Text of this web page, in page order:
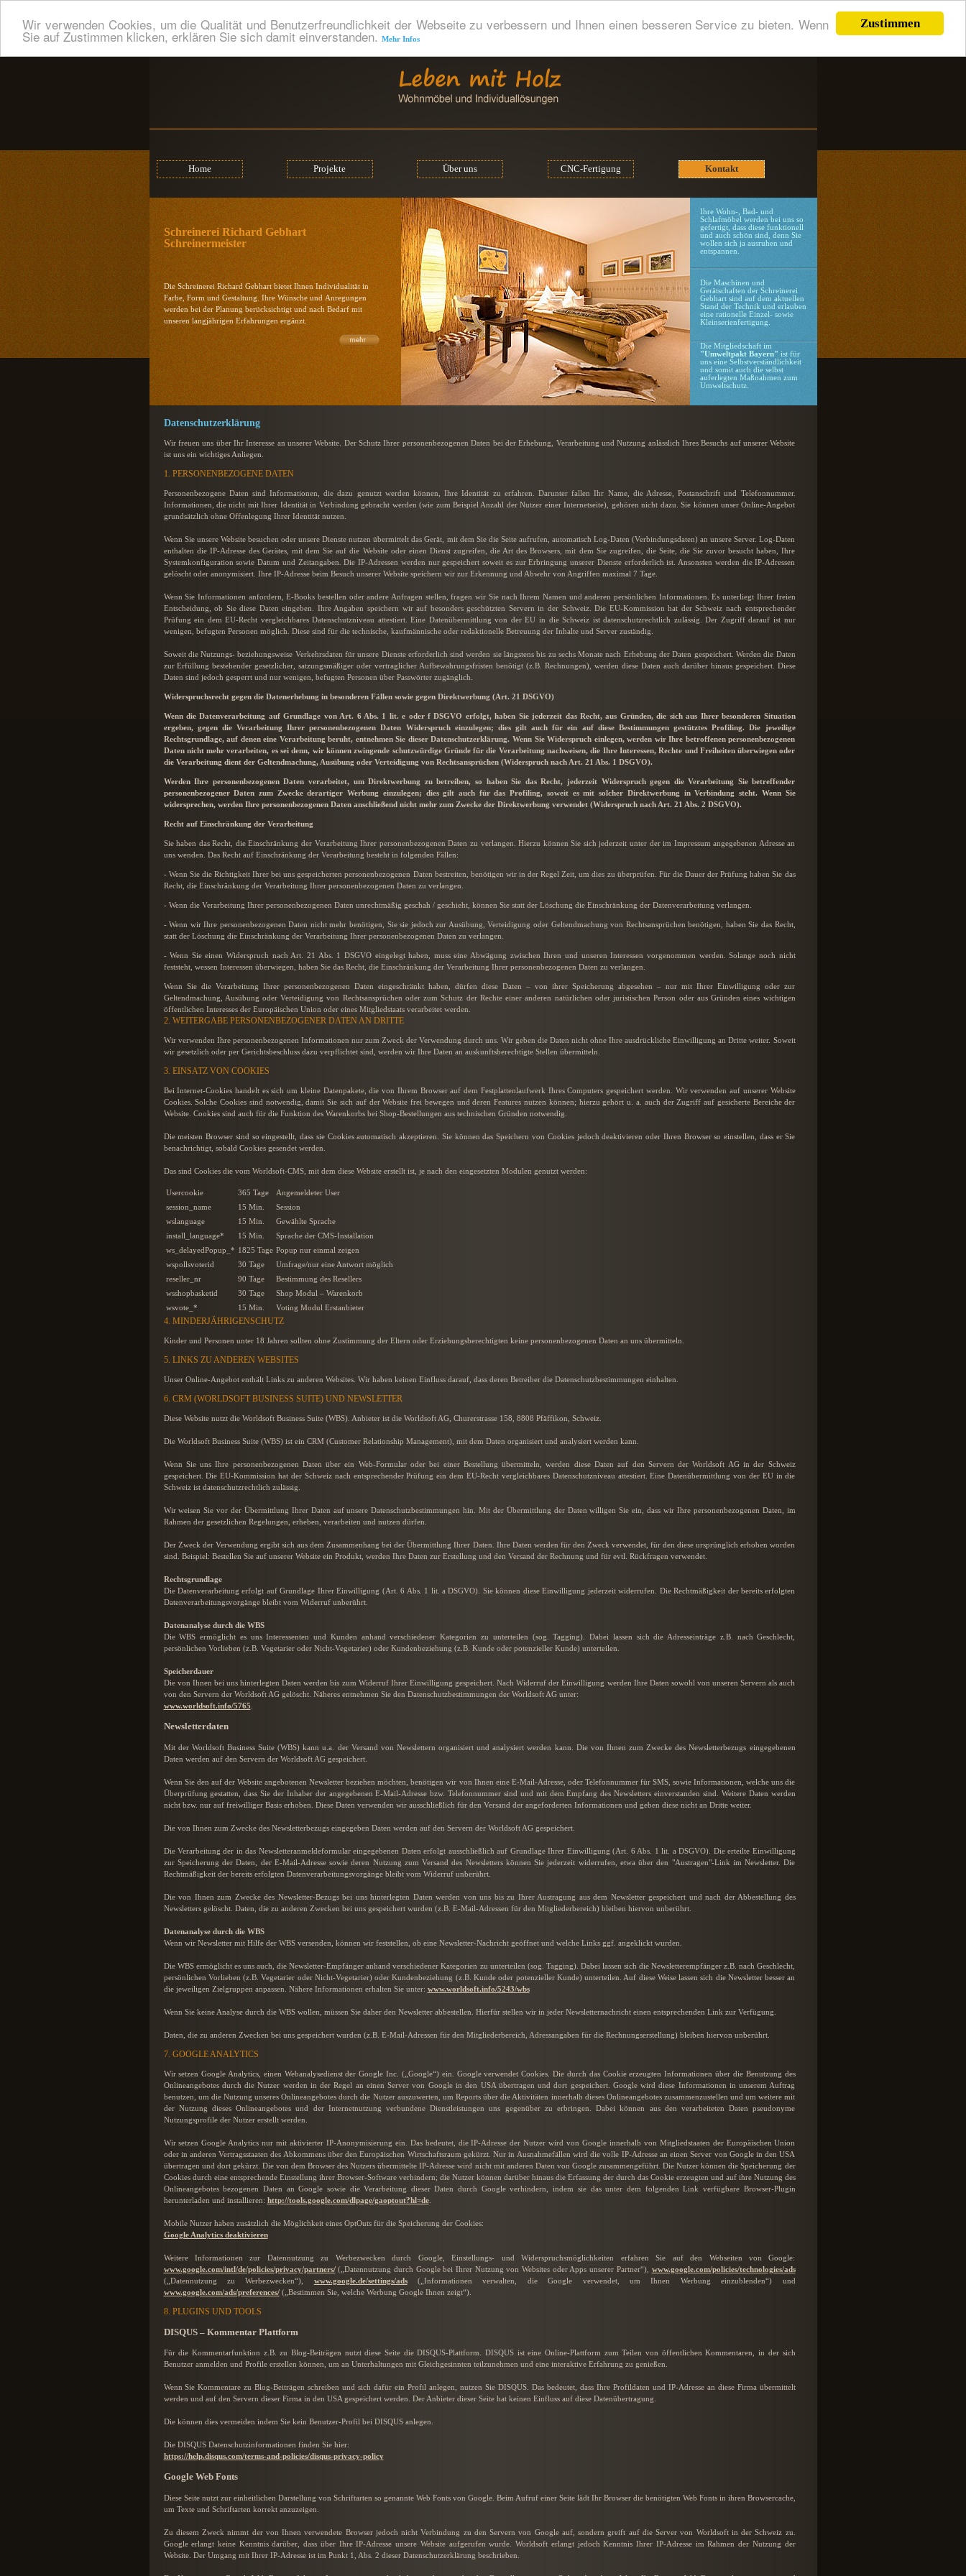
Zustimmen
Wir verwenden Cookies, um die Qualität und Benutzerfreundlichkeit der Webseite zu verbessern und Ihnen einen besseren Service zu bieten. Wenn
Sie auf Zustimmen klicken, erklären Sie sich damit einverstanden. Mehr Infos
Home Projekte Über uns CNC-Fertigung Kontakt
Schreinerei Richard Gebhart
Schreinermeister
Die Schreinerei Richard Gebhart bietet Ihnen Individualität in
Farbe, Form und Gestaltung. Ihre Wünsche und Anregungen
werden bei der Planung berücksichtigt und nach Bedarf mit
unseren langjährigen Erfahrungen ergänzt.
Ihre Wohn-, Bad- und
Schlafmöbel werden bei uns so
gefertigt, dass diese funktionell
und auch schön sind, denn Sie
wollen sich ja ausruhen und
entspannen.
Die Maschinen und
Gerätschaften der Schreinerei
Gebhart sind auf dem aktuellen
Stand der Technik und erlauben
eine rationelle Einzel- sowie
Kleinserienfertigung.
Die Mitgliedschaft im
"Umweltpakt Bayern" ist für
uns eine Selbstverständlichkeit
und somit auch die selbst
auferlegten Maßnahmen zum
Umweltschutz.
Datenschutzerklärung
Wir freuen uns über Ihr Interesse an unserer Website. Der Schutz Ihrer personenbezogenen Daten bei der Erhebung, Verarbeitung und Nutzung anlässlich Ihres Besuchs auf unserer Website
ist uns ein wichtiges Anliegen.
1. PERSONENBEZOGENE DATEN
Personenbezogene Daten sind Informationen, die dazu genutzt werden können, Ihre Identität zu erfahren. Darunter fallen Ihr Name, die Adresse, Postanschrift und Telefonnummer.
Informationen, die nicht mit Ihrer Identität in Verbindung gebracht werden (wie zum Beispiel Anzahl der Nutzer einer Internetseite), gehören nicht dazu. Sie können unser Online-Angebot
grundsätzlich ohne Offenlegung Ihrer Identität nutzen.
Wenn Sie unsere Website besuchen oder unsere Dienste nutzen übermittelt das Gerät, mit dem Sie die Seite aufrufen, automatisch Log-Daten (Verbindungsdaten) an unsere Server. Log-Daten
enthalten die IP-Adresse des Gerätes, mit dem Sie auf die Website oder einen Dienst zugreifen, die Art des Browsers, mit dem Sie zugreifen, die Seite, die Sie zuvor besucht haben, Ihre
Systemkonfiguration sowie Datum und Zeitangaben. Die IP-Adressen werden nur gespeichert soweit es zur Erbringung unserer Dienste erforderlich ist. Ansonsten werden die IP-Adressen
gelöscht oder anonymisiert. Ihre IP-Adresse beim Besuch unserer Website speichern wir zur Erkennung und Abwehr von Angriffen maximal 7 Tage.
Wenn Sie Informationen anfordern, E-Books bestellen oder andere Anfragen stellen, fragen wir Sie nach Ihrem Namen und anderen persönlichen Informationen. Es unterliegt Ihrer freien
Entscheidung, ob Sie diese Daten eingeben. Ihre Angaben speichern wir auf besonders geschützten Servern in der Schweiz. Die EU-Kommission hat der Schweiz nach entsprechender
Prüfung ein dem EU-Recht vergleichbares Datenschutzniveau attestiert. Eine Datenübermittlung von der EU in die Schweiz ist datenschutzrechtlich zulässig. Der Zugriff darauf ist nur
wenigen, befugten Personen möglich. Diese sind für die technische, kaufmännische oder redaktionelle Betreuung der Inhalte und Server zuständig.
Soweit die Nutzungs- beziehungsweise Verkehrsdaten für unsere Dienste erforderlich sind werden sie längstens bis zu sechs Monate nach Erhebung der Daten gespeichert. Werden die Daten
zur Erfüllung bestehender gesetzlicher, satzungsmäßiger oder vertraglicher Aufbewahrungsfristen benötigt (z.B. Rechnungen), werden diese Daten auch darüber hinaus gespeichert. Diese
Daten sind jedoch gesperrt und nur wenigen, befugten Personen über Passwörter zugänglich.
Widerspruchsrecht gegen die Datenerhebung in besonderen Fällen sowie gegen Direktwerbung (Art. 21 DSGVO)
Wenn die Datenverarbeitung auf Grundlage von Art. 6 Abs. 1 lit. e oder f DSGVO erfolgt, haben Sie jederzeit das Recht, aus Gründen, die sich aus Ihrer besonderen Situation
ergeben, gegen die Verarbeitung Ihrer personenbezogenen Daten Widerspruch einzulegen; dies gilt auch für ein auf diese Bestimmungen gestütztes Profiling. Die jeweilige
Rechtsgrundlage, auf denen eine Verarbeitung beruht, entnehmen Sie dieser Datenschutzerklärung. Wenn Sie Widerspruch einlegen, werden wir Ihre betroffenen personenbezogenen
Daten nicht mehr verarbeiten, es sei denn, wir können zwingende schutzwürdige Gründe für die Verarbeitung nachweisen, die Ihre Interessen, Rechte und Freiheiten überwiegen oder
die Verarbeitung dient der Geltendmachung, Ausübung oder Verteidigung von Rechtsansprüchen (Widerspruch nach Art. 21 Abs. 1 DSGVO).
Werden Ihre personenbezogenen Daten verarbeitet, um Direktwerbung zu betreiben, so haben Sie das Recht, jederzeit Widerspruch gegen die Verarbeitung Sie betreffender
personenbezogener Daten zum Zwecke derartiger Werbung einzulegen; dies gilt auch für das Profiling, soweit es mit solcher Direktwerbung in Verbindung steht. Wenn Sie
widersprechen, werden Ihre personenbezogenen Daten anschließend nicht mehr zum Zwecke der Direktwerbung verwendet (Widerspruch nach Art. 21 Abs. 2 DSGVO).
Recht auf Einschränkung der Verarbeitung
Sie haben das Recht, die Einschränkung der Verarbeitung Ihrer personenbezogenen Daten zu verlangen. Hierzu können Sie sich jederzeit unter der im Impressum angegebenen Adresse an
uns wenden. Das Recht auf Einschränkung der Verarbeitung besteht in folgenden Fällen:
- Wenn Sie die Richtigkeit Ihrer bei uns gespeicherten personenbezogenen Daten bestreiten, benötigen wir in der Regel Zeit, um dies zu überprüfen. Für die Dauer der Prüfung haben Sie das
Recht, die Einschränkung der Verarbeitung Ihrer personenbezogenen Daten zu verlangen.
- Wenn die Verarbeitung Ihrer personenbezogenen Daten unrechtmäßig geschah / geschieht, können Sie statt der Löschung die Einschränkung der Datenverarbeitung verlangen.
- Wenn wir Ihre personenbezogenen Daten nicht mehr benötigen, Sie sie jedoch zur Ausübung, Verteidigung oder Geltendmachung von Rechtsansprüchen benötigen, haben Sie das Recht,
statt der Löschung die Einschränkung der Verarbeitung Ihrer personenbezogenen Daten zu verlangen.
- Wenn Sie einen Widerspruch nach Art. 21 Abs. 1 DSGVO eingelegt haben, muss eine Abwägung zwischen Ihren und unseren Interessen vorgenommen werden. Solange noch nicht
feststeht, wessen Interessen überwiegen, haben Sie das Recht, die Einschränkung der Verarbeitung Ihrer personenbezogenen Daten zu verlangen.
Wenn Sie die Verarbeitung Ihrer personenbezogenen Daten eingeschränkt haben, dürfen diese Daten – von ihrer Speicherung abgesehen – nur mit Ihrer Einwilligung oder zur
Geltendmachung, Ausübung oder Verteidigung von Rechtsansprüchen oder zum Schutz der Rechte einer anderen natürlichen oder juristischen Person oder aus Gründen eines wichtigen
öffentlichen Interesses der Europäischen Union oder eines Mitgliedstaats verarbeitet werden.
2. WEITERGABE PERSONENBEZOGENER DATEN AN DRITTE
Wir verwenden Ihre personenbezogenen Informationen nur zum Zweck der Verwendung durch uns. Wir geben die Daten nicht ohne Ihre ausdrückliche Einwilligung an Dritte weiter. Soweit
wir gesetzlich oder per Gerichtsbeschluss dazu verpflichtet sind, werden wir Ihre Daten an auskunftsberechtigte Stellen übermitteln.
3. EINSATZ VON COOKIES
Bei Internet-Cookies handelt es sich um kleine Datenpakete, die von Ihrem Browser auf dem Festplattenlaufwerk Ihres Computers gespeichert werden. Wir verwenden auf unserer Website
Cookies. Solche Cookies sind notwendig, damit Sie sich auf der Website frei bewegen und deren Features nutzen können; hierzu gehört u. a. auch der Zugriff auf gesicherte Bereiche der
Website. Cookies sind auch für die Funktion des Warenkorbs bei Shop-Bestellungen aus technischen Gründen notwendig.
Die meisten Browser sind so eingestellt, dass sie Cookies automatisch akzeptieren. Sie können das Speichern von Cookies jedoch deaktivieren oder Ihren Browser so einstellen, dass er Sie
benachrichtigt, sobald Cookies gesendet werden.
Das sind Cookies die vom Worldsoft-CMS, mit dem diese Website erstellt ist, je nach den eingesetzten Modulen genutzt werden:
Usercookie 365 Tage
Angemeldeter User
session_name
15 Min.
Session
wslanguage
15 Min.
Gewählte Sprache
install_language*
15 Min.
Sprache der CMS-Installation
ws_delayedPopup_* 1825 Tage Popup nur einmal zeigen
wspollsvoterid
30 Tage
Umfrage/nur eine Antwort möglich
reseller_nr
90 Tage
Bestimmung des Resellers
wsshopbasketid
30 Tage
Shop Modul – Warenkorb
wsvote_*
15 Min. Voting Modul Erstanbieter
4. MINDERJÄHRIGENSCHUTZ
Kinder und Personen unter 18 Jahren sollten ohne Zustimmung der Eltern oder Erziehungsberechtigten keine personenbezogenen Daten an uns übermitteln.
5. LINKS ZU ANDEREN WEBSITES
Unser Online-Angebot enthält Links zu anderen Websites. Wir haben keinen Einfluss darauf, dass deren Betreiber die Datenschutzbestimmungen einhalten.
6. CRM (WORLDSOFT BUSINESS SUITE) UND NEWSLETTER
Diese Website nutzt die Worldsoft Business Suite (WBS). Anbieter ist die Worldsoft AG, Churerstrasse 158, 8808 Pfäffikon, Schweiz.
Die Worldsoft Business Suite (WBS) ist ein CRM (Customer Relationship Management), mit dem Daten organisiert und analysiert werden kann.
Wenn Sie uns Ihre personenbezogenen Daten über ein Web-Formular oder bei einer Bestellung übermitteln, werden diese Daten auf den Servern der Worldsoft AG in der Schweiz
gespeichert. Die EU-Kommission hat der Schweiz nach entsprechender Prüfung ein dem EU-Recht vergleichbares Datenschutzniveau attestiert. Eine Datenübermittlung von der EU in die
Schweiz ist datenschutzrechtlich zulässig.
Wir weisen Sie vor der Übermittlung Ihrer Daten auf unsere Datenschutzbestimmungen hin. Mit der Übermittlung der Daten willigen Sie ein, dass wir Ihre personenbezogenen Daten, im
Rahmen der gesetzlichen Regelungen, erheben, verarbeiten und nutzen dürfen.
Der Zweck der Verwendung ergibt sich aus dem Zusammenhang bei der Übermittlung Ihrer Daten. Ihre Daten werden für den Zweck verwendet, für den diese ursprünglich erhoben worden
sind. Beispiel: Bestellen Sie auf unserer Website ein Produkt, werden Ihre Daten zur Erstellung und den Versand der Rechnung und für evtl. Rückfragen verwendet.
Rechtsgrundlage
Die Datenverarbeitung erfolgt auf Grundlage Ihrer Einwilligung (Art. 6 Abs. 1 lit. a DSGVO). Sie können diese Einwilligung jederzeit widerrufen. Die Rechtmäßigkeit der bereits erfolgten
Datenverarbeitungsvorgänge bleibt vom Widerruf unberührt.
Datenanalyse durch die WBS
Die WBS ermöglicht es uns Interessenten und Kunden anhand verschiedener Kategorien zu unterteilen (sog. Tagging). Dabei lassen sich die Adresseinträge z.B. nach Geschlecht,
persönlichen Vorlieben (z.B. Vegetarier oder Nicht-Vegetarier) oder Kundenbeziehung (z.B. Kunde oder potenzieller Kunde) unterteilen.
Speicherdauer
Die von Ihnen bei uns hinterlegten Daten werden bis zum Widerruf Ihrer Einwilligung gespeichert. Nach Widerruf der Einwilligung werden Ihre Daten sowohl von unseren Servern als auch
von den Servern der Worldsoft AG gelöscht. Näheres entnehmen Sie den Datenschutzbestimmungen der Worldsoft AG unter:
www.worldsoft.info/5765
Newsletterdaten
Mit der Worldsoft Business Suite (WBS) kann u.a. der Versand von Newslettern organisiert und analysiert werden kann. Die von Ihnen zum Zwecke des Newsletterbezugs eingegebenen
Daten werden auf den Servern der Worldsoft AG gespeichert.
Wenn Sie den auf der Website angebotenen Newsletter beziehen möchten, benötigen wir von Ihnen eine E-Mail-Adresse, oder Telefonnummer für SMS, sowie Informationen, welche uns die
Überprüfung gestatten, dass Sie der Inhaber der angegebenen E-Mail-Adresse bzw. Telefonnummer sind und mit dem Empfang des Newsletters einverstanden sind. Weitere Daten werden
nicht bzw. nur auf freiwilliger Basis erhoben. Diese Daten verwenden wir ausschließlich für den Versand der angeforderten Informationen und geben diese nicht an Dritte weiter.
Die von Ihnen zum Zwecke des Newsletterbezugs eingegeben Daten werden auf den Servern der Worldsoft AG gespeichert.
Die Verarbeitung der in das Newsletteranmeldeformular eingegebenen Daten erfolgt ausschließlich auf Grundlage Ihrer Einwilligung (Art. 6 Abs. 1 lit. a DSGVO). Die erteilte Einwilligung
zur Speicherung der Daten, der E-Mail-Adresse sowie deren Nutzung zum Versand des Newsletters können Sie jederzeit widerrufen, etwa über den "Austragen"-Link im Newsletter. Die
Rechtmäßigkeit der bereits erfolgten Datenverarbeitungsvorgänge bleibt vom Widerruf unberührt.
Die von Ihnen zum Zwecke des Newsletter-Bezugs bei uns hinterlegten Daten werden von uns bis zu Ihrer Austragung aus dem Newsletter gespeichert und nach der Abbestellung des
Newsletters gelöscht. Daten, die zu anderen Zwecken bei uns gespeichert wurden (z.B. E-Mail-Adressen für den Mitgliederbereich) bleiben hiervon unberührt.
Datenanalyse durch die WBS
Wenn wir Newsletter mit Hilfe der WBS versenden, können wir feststellen, ob eine Newsletter-Nachricht geöffnet und welche Links ggf. angeklickt wurden.
Die WBS ermöglicht es uns auch, die Newsletter-Empfänger anhand verschiedener Kategorien zu unterteilen (sog. Tagging). Dabei lassen sich die Newsletterempfänger z.B. nach Geschlecht,
persönlichen Vorlieben (z.B. Vegetarier oder Nicht-Vegetarier) oder Kundenbeziehung (z.B. Kunde oder potenzieller Kunde) unterteilen. Auf diese Weise lassen sich die Newsletter besser an
die jeweiligen Zielgruppen anpassen. Nähere Informationen erhalten Sie unter: www.worldsoft.info/5243/wbs
Wenn Sie keine Analyse durch die WBS wollen, müssen Sie daher den Newsletter abbestellen. Hierfür stellen wir in jeder Newsletternachricht einen entsprechenden Link zur Verfügung.
Daten, die zu anderen Zwecken bei uns gespeichert wurden (z.B. E-Mail-Adressen für den Mitgliederbereich, Adressangaben für die Rechnungserstellung) bleiben hiervon unberührt.
7. GOOGLE ANALYTICS
Wir setzen Google Analytics, einen Webanalysedienst der Google Inc. („Google“) ein. Google verwendet Cookies. Die durch das Cookie erzeugten Informationen über die Benutzung des
Onlineangebotes durch die Nutzer werden in der Regel an einen Server von Google in den USA übertragen und dort gespeichert. Google wird diese Informationen in unserem Auftrag
benutzen, um die Nutzung unseres Onlineangebotes durch die Nutzer auszuwerten, um Reports über die Aktivitäten innerhalb dieses Onlineangebotes zusammenzustellen und um weitere mit
der Nutzung dieses Onlineangebotes und der Internetnutzung verbundene Dienstleistungen uns gegenüber zu erbringen. Dabei können aus den verarbeiteten Daten pseudonyme
Nutzungsprofile der Nutzer erstellt werden.
Wir setzen Google Analytics nur mit aktivierter IP-Anonymisierung ein. Das bedeutet, die IP-Adresse der Nutzer wird von Google innerhalb von Mitgliedstaaten der Europäischen Union
oder in anderen Vertragsstaaten des Abkommens über den Europäischen Wirtschaftsraum gekürzt. Nur in Ausnahmefällen wird die volle IP-Adresse an einen Server von Google in den USA
übertragen und dort gekürzt. Die von dem Browser des Nutzers übermittelte IP-Adresse wird nicht mit anderen Daten von Google zusammengeführt. Die Nutzer können die Speicherung der
Cookies durch eine entsprechende Einstellung ihrer Browser-Software verhindern; die Nutzer können darüber hinaus die Erfassung der durch das Cookie erzeugten und auf ihre Nutzung des
Onlineangebotes bezogenen Daten an Google sowie die Verarbeitung dieser Daten durch Google verhindern, indem sie das unter dem folgenden Link verfügbare Browser-Plugin
herunterladen und installieren: http://tools.google.com/dlpage/gaoptout?hl=de.
Mobile Nutzer haben zusätzlich die Möglichkeit eines OptOuts für die Speicherung der Cookies:
Google Analytics deaktivieren
Weitere Informationen zur Datennutzung zu Werbezwecken durch Google, Einstellungs- und Widerspruchsmöglichkeiten erfahren Sie auf den Webseiten von Google:
www.google.com/intl/de/policies/privacy/partners/(„Datennutzung durch Google bei Ihrer Nutzung von Websites oder Apps unserer Partner“), www.google.com/policies/technologies/ads
(„Datennutzung zu Werbezwecken“), www.google.de/settings/ads(„Informationen verwalten, die Google verwendet, um Ihnen Werbung einzublenden“) und
www.google.com/ads/preferences/(„Bestimmen Sie, welche Werbung Google Ihnen zeigt“).
8. PLUGINS UND TOOLS
DISQUS – Kommentar Plattform
Für die Kommentarfunktion z.B. zu Blog-Beiträgen nutzt diese Seite die DISQUS-Plattform. DISQUS ist eine Online-Plattform zum Teilen von öffentlichen Kommentaren, in der sich
Benutzer anmelden und Profile erstellen können, um an Unterhaltungen mit Gleichgesinnten teilzunehmen und eine interaktive Erfahrung zu genießen.
Wenn Sie Kommentare zu Blog-Beiträgen schreiben und sich dafür ein Profil anlegen, nutzen Sie DISQUS. Das bedeutet, dass Ihre Profildaten und IP-Adresse an diese Firma übermittelt
werden und auf den Servern dieser Firma in den USA gespeichert werden. Der Anbieter dieser Seite hat keinen Einfluss auf diese Datenübertragung.
Die können dies vermeiden indem Sie kein Benutzer-Profil bei DISQUS anlegen.
Die DISQUS Datenschutzinformationen finden Sie hier:
https://help.disqus.com/terms-and-policies/disqus-privacy-policy
Google Web Fonts
Diese Seite nutzt zur einheitlichen Darstellung von Schriftarten so genannte Web Fonts von Google. Beim Aufruf einer Seite lädt Ihr Browser die benötigten Web Fonts in ihren Browsercache,
um Texte und Schriftarten korrekt anzuzeigen.
Zu diesem Zweck nimmt der von Ihnen verwendete Browser jedoch nicht Verbindung zu den Servern von Google auf, sondern greift auf die Server von Worldsoft in der Schweiz zu.
Google erlangt keine Kenntnis darüber, dass über Ihre IP-Adresse unsere Website aufgerufen wurde. Worldsoft erlangt jedoch Kenntnis Ihrer IP-Adresse im Rahmen der Nutzung der
Website. Der Umgang mit Ihrer IP-Adresse ist im Punkt 1, Abs. 2 dieser Datenschutzerklärung beschrieben.